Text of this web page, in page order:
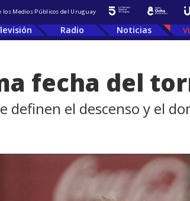
los Medios Públicos del Uruguay
Radio Noticias
fecha del
definen el descenso y el